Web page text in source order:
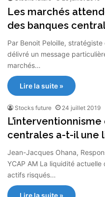
Les marchés
des banques
Par Benoit Peloille, stratégiste
délivré un message
marchés…
Lire la suite »
Stocks future 24 juillet 2019
centrales a-t-il une
Jean-Jacques Ohana,
YCAP AM La liquidité
actifs risqués…